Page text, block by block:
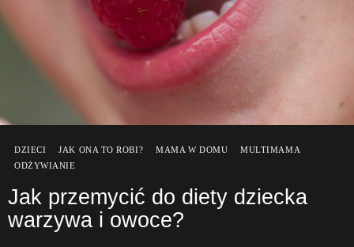
DZIECI JAK ONA TO ROBI? MAMA W DOMU
MULTIMAMA
ODŻYWIANIE
Jak przemycić do diety dziecka
warzywa i owoce?